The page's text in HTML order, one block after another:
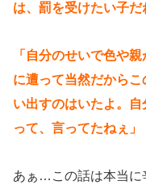
は、罰を受けたい子だ
「自分のせいで色や
に遭って当然だから
い出すのはいたよ。
って、言ってたねぇ」
あぁ…この話は本当